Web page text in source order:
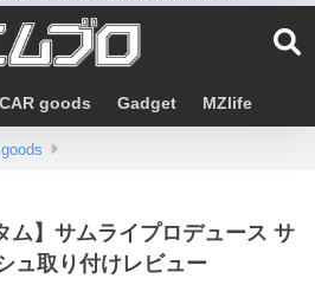
CAR goods Gadget MZlife
ム】サムライプロデュース サ
ュ取り付けレビュー